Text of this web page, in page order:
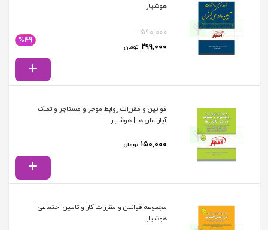
هوشیار
۵۹۰,۰۰۰
قیمت اصلی: ۵۹۰,۰۰۰ تومان بود.
۲۹۹,۰۰۰ تومانقیمت فعلی: ۲۹۹,۰۰۰ تومان.
%49
قوانین و مقررات روابط موجر و مستاجر و تملک
آپارتمان ها | هوشیار
۱۵۰,۰۰۰ تومان
مجموعه قوانین و مقررات کار و تامین اجتماعی |
هوشیار